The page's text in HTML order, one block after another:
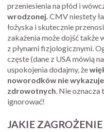
przeniesienia na płód i
wrodzonej. CMV niestety
łożyska i skutecznie
zakażenia może dojść
z płynami fizjologicznymi.
częste (dane z USA mówią
uspokojenia dodajmy, że
noworodków nie
zdrowotnych . Nie
ignorować!
JAKIE